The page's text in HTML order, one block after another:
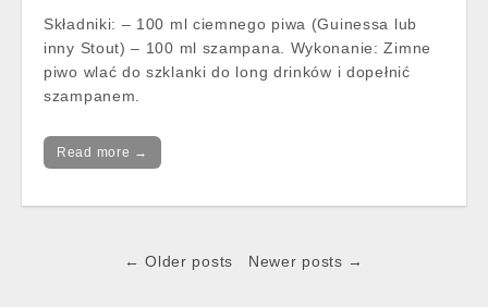
Składniki: – 100 ml ciemnego piwa (Guinessa lub
inny Stout) – 100 ml szampana. Wykonanie: Zimne
piwo wlać do szklanki do long drinków i dopełnić
szampanem.
Read more →
← Older posts Newer posts →